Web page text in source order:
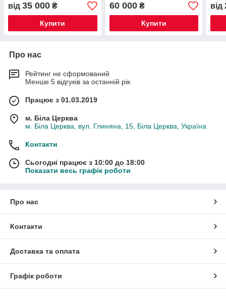
від 35 000 ₴
Купити
60 000₴
Купити
від
Про нас
Рейтинг не сформований
Менше 5 відгуків за останній рік
Працює з 01.03.2019
м. Біла Церква
м. Біла Церква, вул. Глиняна, 15, Біла Церква, Україна
Контакти
Сьогодні працює з 10:00 до 18:00
Показати весь графік роботи
Про нас
Контакти
Доставка та оплата
Графік роботи